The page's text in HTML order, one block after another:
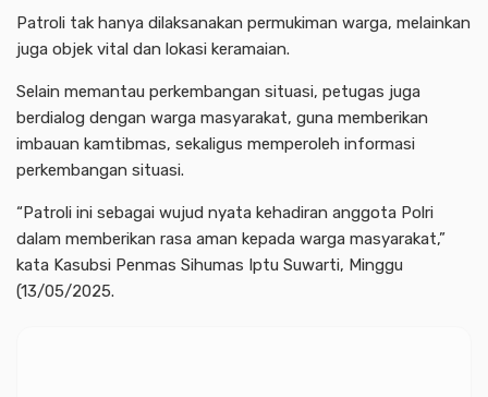
Patroli tak hanya dilaksanakan permukiman warga, melainkan
juga objek vital dan lokasi keramaian.
Selain memantau perkembangan situasi, petugas juga
berdialog dengan warga masyarakat, guna memberikan
imbauan kamtibmas, sekaligus memperoleh informasi
perkembangan situasi.
“Patroli ini sebagai wujud nyata kehadiran anggota Polri
dalam memberikan rasa aman kepada warga masyarakat,”
kata Kasubsi Penmas Sihumas Iptu Suwarti, Minggu
(13/05/2025.